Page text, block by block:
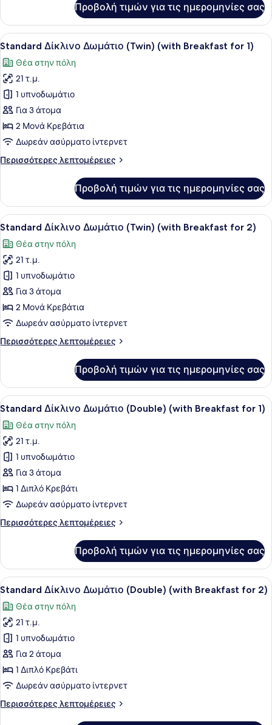
Semi)
Δωμάτιο
(Double)
(with
for
2,
Semi)
Προβολή τιμών για τις ημερομηνίες σας
Προβολή
όλων
των
φωτογραφιών
για
Standard
Δίκλινο
Δωμάτιο
(Twin)
(with
1)
Ένα τραπέζι στρωμένο με
8
Standard Δίκλινο Δωμάτιο (Twin) (with Breakfast for 1)
Θέα στην πόλη
21 τ.μ.
1 υπνοδωμάτιο
Για 3 άτομα
2 Μονά Κρεβάτια
Δωρεάν ασύρματο ίντερνετ
Περισσότερες λεπτομέρειες
Περισσότερες
Δίκλινο
Δωμάτιο
(Twin)
Breakfast
for
Προβολή τιμών για τις ημερομηνίες σας
Προβολή
όλων
των
φωτογραφιών
για
Standard
Δίκλινο
Δωμάτιο
(Twin)
(with
2)
Ένα τραπέζι στρωμένο με
8
Standard Δίκλινο Δωμάτιο (Twin) (with Breakfast for 2)
Θέα στην πόλη
21 τ.μ.
1 υπνοδωμάτιο
Για 3 άτομα
2 Μονά Κρεβάτια
Δωρεάν ασύρματο ίντερνετ
Περισσότερες λεπτομέρειες
Περισσότερες
Δίκλινο
Δωμάτιο
(Twin)
Breakfast
for
2)
Προβολή τιμών για τις ημερομηνίες σας
Προβολή
όλων
των
φωτογραφιών
για
Standard
Δίκλινο
Δωμάτιο
(Double)
(with
1)
Ένα τραπέζι στρωμένο με
6
Standard Δίκλινο Δωμάτιο (Double) (with Breakfast for 1)
Θέα στην πόλη
21 τ.μ.
1 υπνοδωμάτιο
Για 3 άτομα
1 Διπλό Κρεβάτι
Δωρεάν ασύρματο ίντερνετ
Περισσότερες λεπτομέρειες
Περισσότερες
Δίκλινο
Δωμάτιο
(Double)
Breakfast
for
Προβολή τιμών για τις ημερομηνίες σας
Προβολή
όλων
των
φωτογραφιών
για
Standard
Δίκλινο
Δωμάτιο
(Double)
(with
Ένα τραπέζι στρωμένο με
8
Standard Δίκλινο Δωμάτιο (Double) (with Breakfast for 2)
Θέα στην πόλη
21 τ.μ.
1 υπνοδωμάτιο
Για 2 άτομα
1 Διπλό Κρεβάτι
Δωρεάν ασύρματο ίντερνετ
Περισσότερες λεπτομέρειες
Περισσότερες